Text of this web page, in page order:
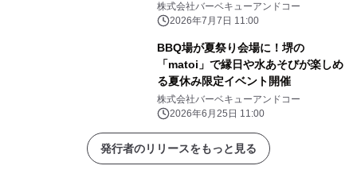
株式会社バーベキューアンドコー
2026年7月7日 11:00
BBQ場が夏祭り会場に！堺の
「matoi」で縁日や水あそびが楽しめ
る夏休み限定イベント開催
株式会社バーベキューアンドコー
2026年6月25日 11:00
発行者のリリースをもっと見る